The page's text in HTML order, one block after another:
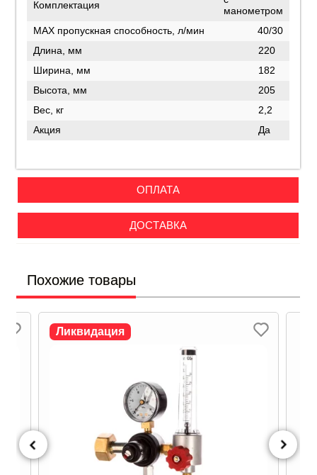
Комплектация
манометром
MAX пропускная способность, л/мин
40/30
Длина, мм
220
Ширина, мм
182
Высота, мм
205
Вес, кг
2,2
Акция
Да
ОПЛАТА
ДОСТАВКА
Похожие товары
Ликвидация